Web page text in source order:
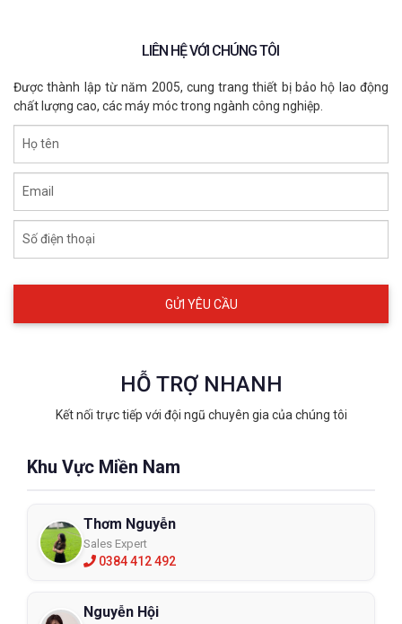
LIÊN HỆ VỚI CHÚNG TÔI
Được thành lập từ năm 2005, cung trang thiết bị bảo hộ lao động
chất lượng cao, các máy móc trong ngành công nghiệp.
Họ tên
Email
Số điện thoại
HỖ TRỢ NHANH
Kết nối trực tiếp với đội ngũ chuyên gia của chúng tôi
Khu Vực Miền Nam
Thơm Nguyễn
Sales Expert
0384 412 492
Nguyễn Hội